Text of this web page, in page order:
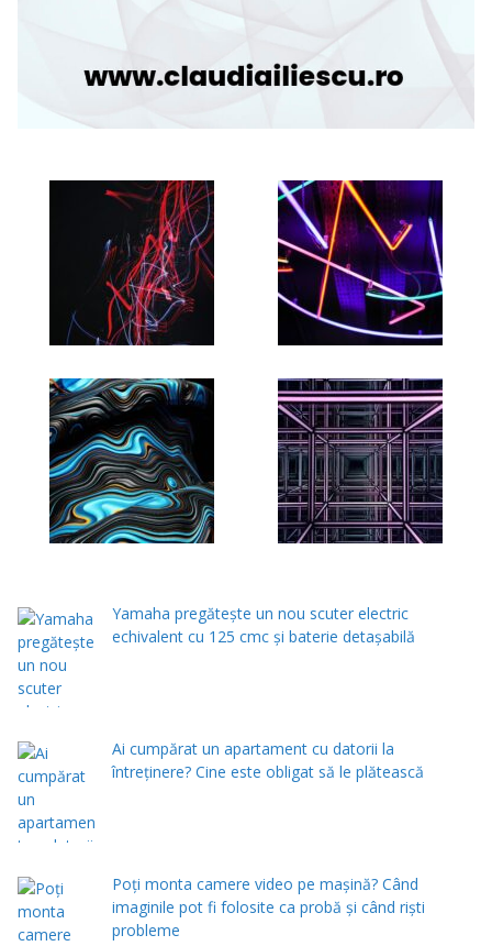
Yamaha pregătește un nou scuter electric
echivalent cu 125 cmc și baterie detașabilă
Ai cumpărat un apartament cu datorii la
întreținere? Cine este obligat să le plătească
Poți monta camere video pe mașină? Când
imaginile pot fi folosite ca probă și când riști
probleme